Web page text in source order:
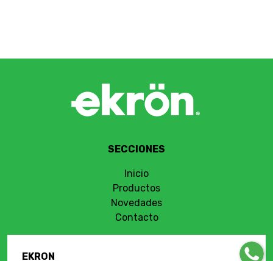
SECCIONES
Inicio
Productos
Novedades
Contacto
EKRON